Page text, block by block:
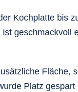
Kochplatte bis
geschmackvoll
Fläche,
Platz